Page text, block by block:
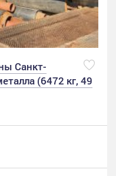
Санкт-
(6472 кг, 49